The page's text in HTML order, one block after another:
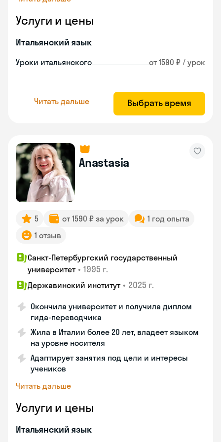
Услуги и цены
Итальянский язык
Уроки итальянского от 1590 ₽ / урок
Читать дальше Выбрать время
Anastasia
5 от 1590 ₽ за урок
1 год опыта
1 отзыв
Санкт-Петербургский государственный
университет • 1995 г.
Державинский институт • 2025 г.
Окончила университет и получила диплом
гида-переводчика
Жила в Италии более 20 лет, владеет языком
на уровне носителя
Адаптирует занятия под цели и интересы
учеников
Читать дальше
Услуги и цены
Итальянский язык